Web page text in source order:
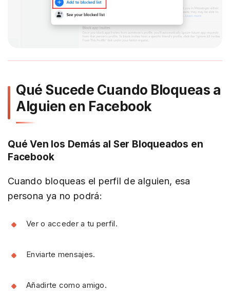
Qué Sucede Cuando Bloqueas a
Alguien en Facebook
Qué Ven los Demás al Ser Bloqueados en
Facebook
Cuando bloqueas el perfil de alguien, esa
persona ya no podrá:
Ver o acceder a tu perfil.
Enviarte mensajes.
Añadirte como amigo.